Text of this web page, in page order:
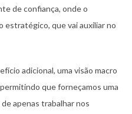
de confiança, onde o
estratégico, que vai auxiliar no
adicional, uma visão macro
que forneçamos uma
apenas trabalhar nos